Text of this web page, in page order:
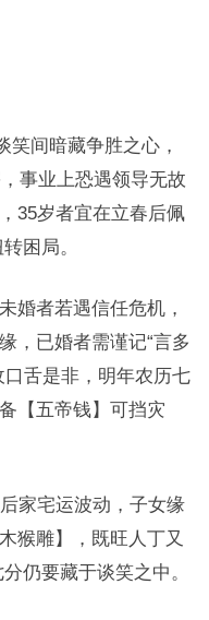
笑间暗藏争胜之心，
事业上恐遇领导无故
35岁者宜在立春后佩
困局。
婚者若遇信任危机，
，已婚者需谨记“言多
舌是非，明年农历七
【五帝钱】可挡灾
家宅运波动，子女缘
猴雕】，既旺人丁又
仍要藏于谈笑之中。